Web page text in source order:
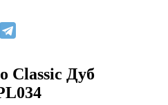
Classic Дуб